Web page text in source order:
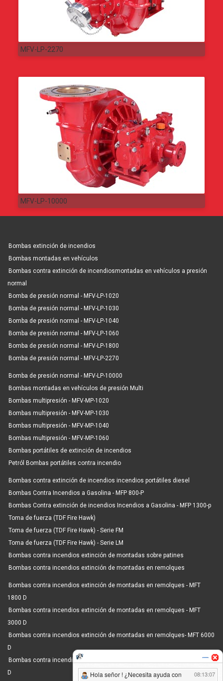
MFV-LP-2270
MFV-LP-10000
Bombas extinción de incendios
Bombas montadas en vehículos
Bombas contra extinción de incendiosmontadas en vehículos a presión
normal
Bomba de presión normal - MFV-LP-1020
Bomba de presión normal - MFV-LP-1030
Bomba de presión normal - MFV-LP-1040
Bomba de presión normal - MFV-LP-1060
Bomba de presión normal - MFV-LP-1800
Bomba de presión normal - MFV-LP-2270
Bomba de presión normal - MFV-LP-10000
Bombas montadas en vehículos de presión Multi
Bombas multipresión - MFV-MP-1020
Bombas multipresión - MFV-MP-1030
Bombas multipresión - MFV-MP-1040
Bombas multipresión - MFV-MP-1060
Bombas portátiles de extinción de incendios
Petról Bombas portátiles contra incendio
Bombas contra extinción de incendios incendios portátiles diesel
Bombas Contra Incendios a Gasolina - MFP 800-P
Bombas Contra extinción de incendios Incendios a Gasolina - MFP 1300-p
Toma de fuerza (TDF Fire Hawk)
Toma de fuerza (TDF Fire Hawk) - Serie FM
Toma de fuerza (TDF Fire Hawk) - Serie LM
Bombas contra incendios extinción de montadas sobre patines
Bombas contra incendios extinción de montadas en remolques
Bombas contra incendios extinción de montadas en remolques - MFT
1800 D
Bombas contra incendios extinción de montadas en remolques - MFT
3000 D
Bombas contra incendios extinción de montadas en remolques- MFT 6000
D
Bombas contra incendios extinción de montadas en remolques- MFT 8000
D